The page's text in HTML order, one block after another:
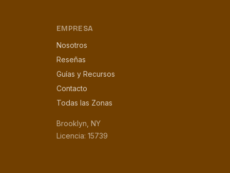
EMPRESA
Nosotros
Reseñas
Guías y Recursos
Contacto
Todas las Zonas
Brooklyn, NY
Licencia: 15739